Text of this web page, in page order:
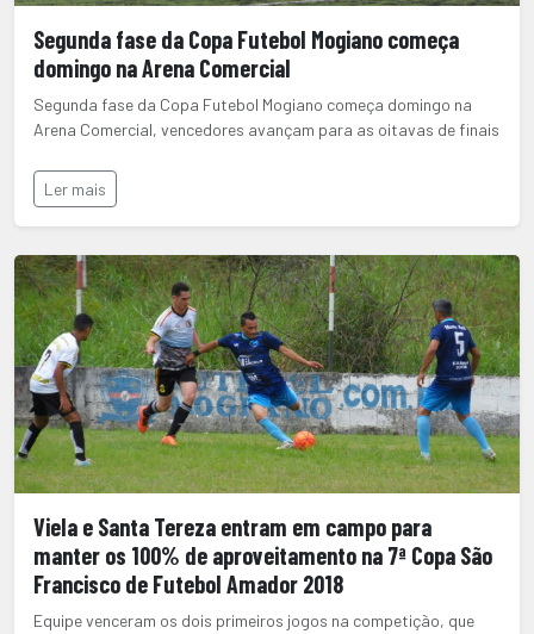
Segunda fase da Copa Futebol Mogiano começa
domingo na Arena Comercial
Segunda fase da Copa Futebol Mogiano começa domingo na
Arena Comercial, vencedores avançam para as oitavas de finais
Ler mais
Viela e Santa Tereza entram em campo para
manter os 100% de aproveitamento na 7ª Copa São
Francisco de Futebol Amador 2018
Equipe venceram os dois primeiros jogos na competição, que